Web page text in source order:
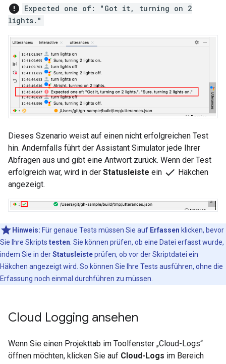
error Expected one of: "Got it, turning on 2
lights."
Dieses Szenario weist auf einen nicht erfolgreichen Test
hin. Andernfalls führt der Assistant Simulator jede Ihrer
Abfragen aus und gibt eine Antwort zurück. Wenn der Test
erfolgreich war, wird in der Statusleiste ein check Häkchen
angezeigt.
Hinweis: Für genaue Tests müssen Sie auf Erfassen klicken, bevor
Sie Ihre Skripts testen . Sie können prüfen, ob eine Datei erfasst wurde,
indem Sie in derStatusleisteprüfen, ob vor der Skriptdatei ein
Häkchen angezeigt wird. So können Sie Ihre Tests ausführen, ohne die
Erfassung noch einmal durchführen zu müssen.
Cloud Logging ansehen
Wenn Sie einen Projekttab im Toolfenster „Cloud-Logs“
öffnen möchten, klicken Sie auf Cloud-Logs im Bereich